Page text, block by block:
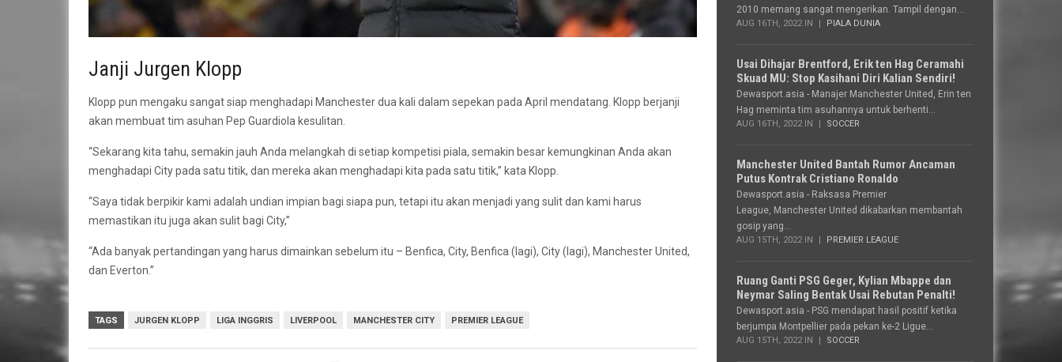
Janji Jurgen Klopp
Klopp pun mengaku sangat siap menghadapi Manchester dua kali dalam sepekan pada April mendatang. Klopp berjanji
akan membuat tim asuhan Pep Guardiola kesulitan.
“Sekarang kita tahu, semakin jauh Anda melangkah di setiap kompetisi piala, semakin besar kemungkinan Anda akan
menghadapi City pada satu titik, dan mereka akan menghadapi kita pada satu titik,” kata Klopp.
“Saya tidak berpikir kami adalah undian impian bagi siapa pun, tetapi itu akan menjadi yang sulit dan kami harus
memastikan itu juga akan sulit bagi City,”
“Ada banyak pertandingan yang harus dimainkan sebelum itu – Benfica, City, Benfica (lagi), City (lagi), Manchester United,
dan Everton.”
TAGS JURGEN KLOPP LIGA INGGRIS LIVERPOOL MANCHESTER CITY PREMIER LEAGUE
2010 memang sangat mengerikan. Tampil dengan...
AUG 16TH, 2022 IN PIALA DUNIA
Usai Dihajar Brentford, Erik ten Hag Ceramahi
Skuad MU: Stop Kasihani Diri Kalian Sendiri!
Dewasport.asia - Manajer Manchester United, Erin ten
Hag meminta tim asuhannya untuk berhenti...
AUG 16TH, 2022 IN SOCCER
Manchester United Bantah Rumor Ancaman
Putus Kontrak Cristiano Ronaldo
Dewasport.asia - Raksasa Premier
League, Manchester United dikabarkan membantah
gosip yang...
AUG 15TH, 2022 IN PREMIER LEAGUE
Ruang Ganti PSG Geger, Kylian Mbappe dan
Neymar Saling Bentak Usai Rebutan Penalti!
Dewasport.asia - PSG mendapat hasil positif ketika
berjumpa Montpellier pada pekan ke-2 Ligue...
AUG 15TH, 2022 IN SOCCER